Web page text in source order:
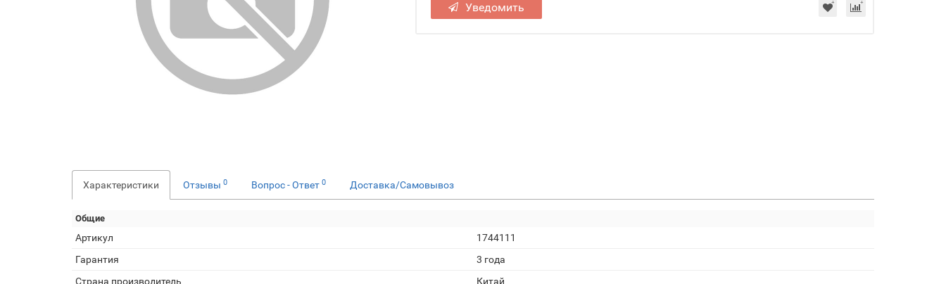
Уведомить
Характеристики Отзывы 0 Вопрос - Ответ 0 Доставка/Самовывоз
Общие
Артикул
1744111
Гарантия
3 года
Страна производитель
Китай